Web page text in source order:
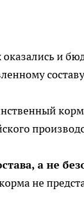
и
а не
не